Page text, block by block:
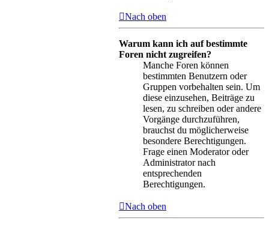
Nach oben
Warum kann ich auf bestimmte
Foren nicht zugreifen?
Manche Foren können
bestimmten Benutzern oder
Gruppen vorbehalten sein. Um
diese einzusehen, Beiträge zu
lesen, zu schreiben oder andere
Vorgänge durchzuführen,
brauchst du möglicherweise
besondere Berechtigungen.
Frage einen Moderator oder
Administrator nach
entsprechenden
Berechtigungen.
Nach oben